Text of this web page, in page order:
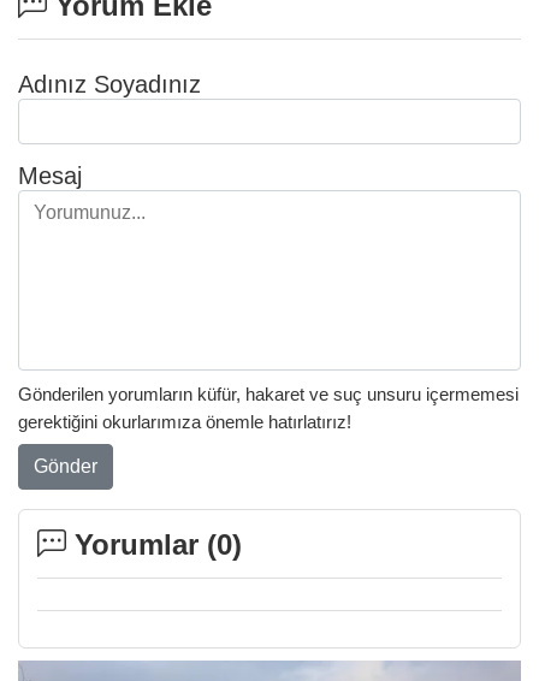
Adınız Soyadınız
Mesaj
Gönderilen yorumların küfür, hakaret ve suç unsuru içermemesi
gerektiğini okurlarımıza önemle hatırlatırız!
Gönder
Yorumlar (0)